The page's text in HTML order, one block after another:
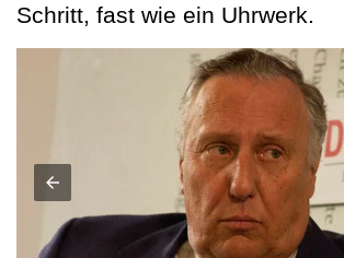
Schritt, fast wie ein Uhrwerk.